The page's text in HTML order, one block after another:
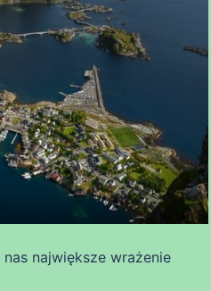
największe wrażenie